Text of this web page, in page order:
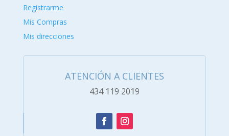
Registrarme
Mis Compras
Mis direcciones
ATENCIÓN A CLIENTES
434 119 2019